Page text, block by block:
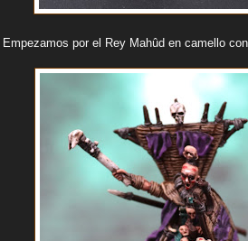
Empezamos por el Rey Mahûd en camello